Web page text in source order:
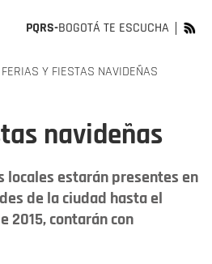
PQRS-BOGOTÁ TE ESCUCHA
FERIAS Y FIESTAS NAVIDEÑAS
navideñas
locales estarán presentes en
de la ciudad hasta el
2015, contarán con